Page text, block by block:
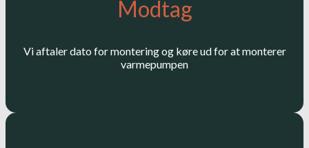
Modtag
Vi aftaler dato for montering og køre ud for at monterer
varmepumpen